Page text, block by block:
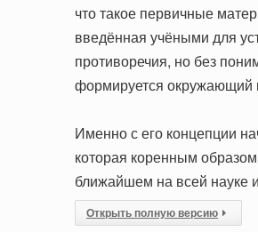
что такое первичные
введённая учёными для
противоречия, но без
формируется окружающий
Именно с его концепции
которая коренным
ближайшем на всей науке
Открыть полную версию